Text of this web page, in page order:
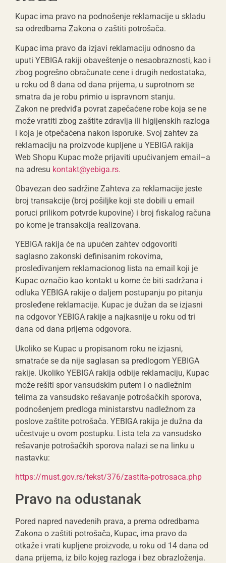
Kupac ima pravo na podnošenje reklamacije u skladu
sa odredbama Zakona o zaštiti potrošača.
Kupac ima pravo da izjavi reklamaciju odnosno da
uputi YEBIGA rakiji obaveštenje o nesaobraznosti, kao i
zbog pogrešno obračunate cene i drugih nedostataka,
u roku od 8 dana od dana prijema, u suprotnom se
smatra da je robu primio u ispravnom stanju.
Zakon ne predviđa povrat zapečaćene robe koja se ne
može vratiti zbog zaštite zdravlja ili higijenskih razloga
i koja je otpečaćena nakon isporuke. Svoj zahtev za
reklamaciju na proizvode kupljene u YEBIGA rakija
Web Shopu Kupac može prijaviti upućivanjem email–a
na adresu kontakt@yebiga.rs.
Obavezan deo sadržine Zahteva za reklamacije jeste
broj transakcije (broj pošiljke koji ste dobili u email
poruci prilikom potvrde kupovine) i broj fiskalog računa
po kome je transakcija realizovana.
YEBIGA rakija će na upućen zahtev odgovoriti
saglasno zakonski definisanim rokovima,
prosleđivanjem reklamacionog lista na email koji je
Kupac označio kao kontakt u kome će biti sadržana i
odluka YEBIGA rakije o daljem postupanju po pitanju
prosleđene reklamacije. Kupac je dužan da se izjasni
na odgovor YEBIGA rakije a najkasnije u roku od tri
dana od dana prijema odgovora.
Ukoliko se Kupac u propisanom roku ne izjasni,
smatraće se da nije saglasan sa predlogom YEBIGA
rakije. Ukoliko YEBIGA rakija odbije reklamaciju, Kupac
može rešiti spor vansudskim putem i o nadležnim
telima za vansudsko rešavanje potrošačkih sporova,
podnošenjem predloga ministarstvu nadležnom za
poslove zaštite potrošača. YEBIGA rakija je dužna da
učestvuje u ovom postupku. Lista tela za vansudsko
rešavanje potrošačkih sporova nalazi se na linku u
nastavku:
https://must.gov.rs/tekst/376/zastita-potrosaca.php
Pravo na odustanak
Pored napred navedenih prava, a prema odredbama
Zakona o zaštiti potrošača, Kupac, ima pravo da
otkaže i vrati kupljene proizvode, u roku od 14 dana od
dana prijema, iz bilo kojeg razloga i bez obrazloženja.